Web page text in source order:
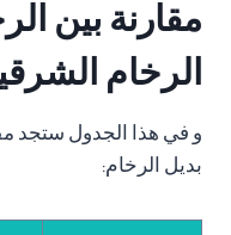
مقارنة بين
الرخام
و في هذا الجدول ستجد
بديل الرخام: